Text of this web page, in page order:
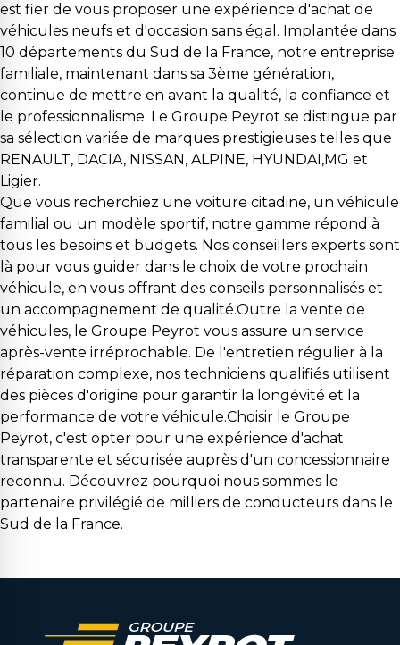
est fier de vous proposer une expérience d'achat de
véhicules neufs et d'occasion sans égal. Implantée dans
10 départements du Sud de la France, notre entreprise
familiale, maintenant dans sa 3ème génération,
continue de mettre en avant la qualité, la confiance et
le professionnalisme. Le Groupe Peyrot se distingue par
sa sélection variée de marques prestigieuses telles que
RENAULT, DACIA, NISSAN, ALPINE, HYUNDAI,MG et
Ligier.
Que vous recherchiez une voiture citadine, un véhicule
familial ou un modèle sportif, notre gamme répond à
tous les besoins et budgets. Nos conseillers experts sont
là pour vous guider dans le choix de votre prochain
véhicule, en vous offrant des conseils personnalisés et
un accompagnement de qualité.Outre la vente de
véhicules, le Groupe Peyrot vous assure un service
après-vente irréprochable. De l'entretien régulier à la
réparation complexe, nos techniciens qualifiés utilisent
des pièces d'origine pour garantir la longévité et la
performance de votre véhicule.Choisir le Groupe
Peyrot, c'est opter pour une expérience d'achat
transparente et sécurisée auprès d'un concessionnaire
reconnu. Découvrez pourquoi nous sommes le
partenaire privilégié de milliers de conducteurs dans le
Sud de la France.